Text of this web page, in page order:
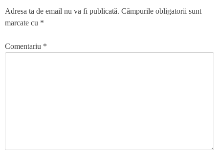
Adresa ta de email nu va fi publicată. Câmpurile obligatorii sunt
marcate cu *
Comentariu *